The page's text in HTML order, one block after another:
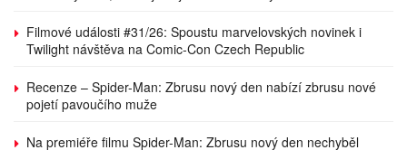
Filmové události #31/26: Spoustu marvelovských novinek i
Twilight návštěva na Comic-Con Czech Republic
Recenze – Spider-Man: Zbrusu nový den nabízí zbrusu nové
pojetí pavoučího muže
Na premiéře filmu Spider-Man: Zbrusu nový den nechyběl